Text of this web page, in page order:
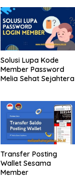
Solusi Lupa Kode
Member Password
Melia Sehat Sejahtera
Transfer Posting
Wallet Sesama
Member